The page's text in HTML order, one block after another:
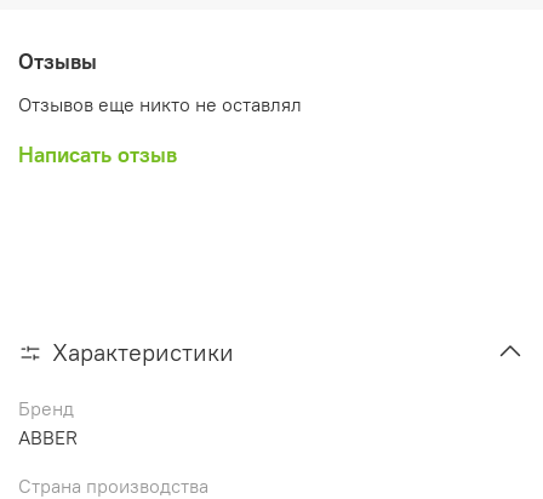
Отзывы
Отзывов еще никто не оставлял
Написать отзыв
Характеристики
Бренд
ABBER
Страна производства